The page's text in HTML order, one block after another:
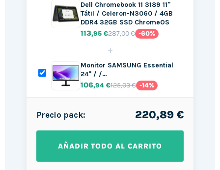
Dell Chromebook 11 3189 11"
Tátil / Celeron-N3060 / 4GB
DDR4 32GB SSD ChromeOS
113,95 €287,00 € -60%
+
Monitor SAMSUNG Essential
24" / /…
106,94 €125,03 € -14%
Precio pack: 220,89 €
AÑADIR TODO AL CARRITO